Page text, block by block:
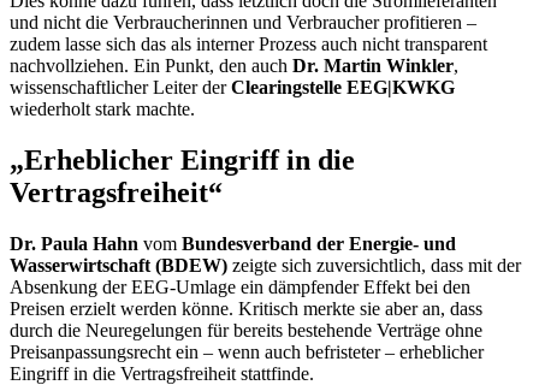
und nicht die Verbraucherinnen und Verbraucher profitieren –
zudem lasse sich das als interner Prozess auch nicht transparent
nachvollziehen. Ein Punkt, den auch Dr. Martin Winkler,
wissenschaftlicher Leiter derClearingstelle EEG|KWKG
wiederholt stark machte.
„Erheblicher Eingriff in die
Vertragsfreiheit“
Dr. Paula Hahn vom Bundesverband der Energie- und
Wasserwirtschaft (BDEW) zeigte sich zuversichtlich, dass mit der
Absenkung der EEG-Umlage ein dämpfender Effekt bei den
Preisen erzielt werden könne. Kritisch merkte sie aber an, dass
durch die Neuregelungen für bereits bestehende Verträge ohne
Preisanpassungsrecht ein – wenn auch befristeter – erheblicher
Eingriff in die Vertragsfreiheit stattfinde.